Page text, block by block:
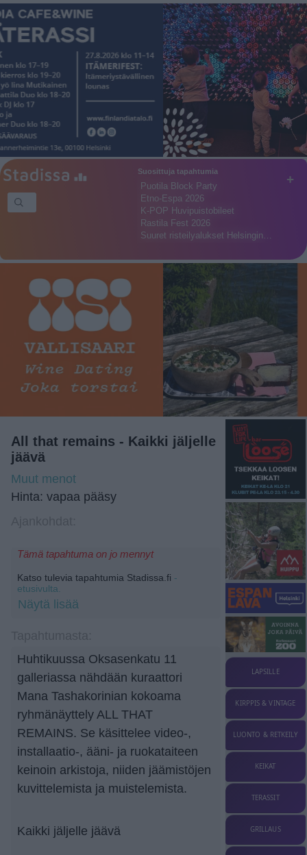
+
Suosittuja tapahtumia
Puotila Block Party
Etno-Espa 2026
K-POP Huvipuistobileet
Rastila Fest 2026
Suuret risteilyalukset Helsingin…
All that remains - Kaikki jäljelle
jäävä
Muut menot
Hinta: vapaa pääsy
Tämä tapahtuma on jo mennyt
Katso tulevia tapahtumia Stadissa.fi -
etusivulta.
Näytä lisää
Huhtikuussa Oksasenkatu 11
galleriassa nähdään kuraattori
Mana Tashakorinian kokoama
ryhmänäyttely ALL THAT
REMAINS. Se käsittelee video-,
installaatio-, ääni- ja ruokataiteen
keinoin arkistoja, niiden jäämistöjen
kuvittelemista ja muistelemista.
Kaikki jäljelle jäävä
LAPSILLE
KIRPPIS & VINTAGE
LUONTO & RETKEILY
KEIKAT
TERASSIT
GRILLAUS